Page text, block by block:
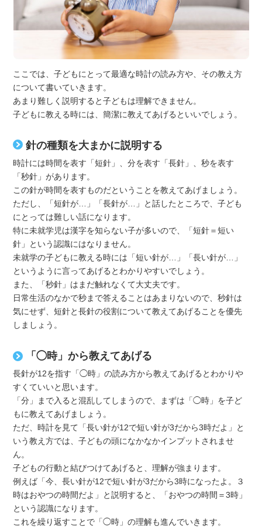
ここでは、子どもにとって最適な時計の読み方や、その教え方
について書いていきます。
あまり難しく説明すると子どもは理解できません。
子どもに教える時には、簡潔に教えてあげるといいでしょう。
針の種類を大まかに説明する
時計には時間を表す「短針」、分を表す「長針」、秒を表す
「秒針」があります。
この針が時間を表すものだということを教えてあげましょう。
ただし、「短針が…」「長針が…」と話したところで、子ども
にとっては難しい話になります。
特に未就学児は漢字を知らない子が多いので、「短針＝短い
針」という認識にはなりません。
未就学の子どもに教える時には「短い針が…」「長い針が…」
というように言ってあげるとわかりやすいでしょう。
また、「秒針」はまだ触れなくて大丈夫です。
日常生活のなかで秒まで答えることはあまりないので、秒針は
気にせず、短針と長針の役割について教えてあげることを優先
しましょう。
「◯時」から教えてあげる
長針が12を指す「◯時」の読み方から教えてあげるとわかりや
すくていいと思います。
「分」まで入ると混乱してしまうので、まずは「◯時」を子ど
もに教えてあげましょう。
ただ、時計を見て「長い針が12で短い針が3だから3時だよ」と
いう教え方では、子どもの頭になかなかインプットされませ
ん。
子どもの行動と結びつけてあげると、理解が強まります。
例えば「今、長い針が12で短い針が3だから3時になったよ。３
時はおやつの時間だよ」と説明すると、「おやつの時間＝3時」
という認識になります。
これを繰り返すことで「◯時」の理解も進んでいきます。